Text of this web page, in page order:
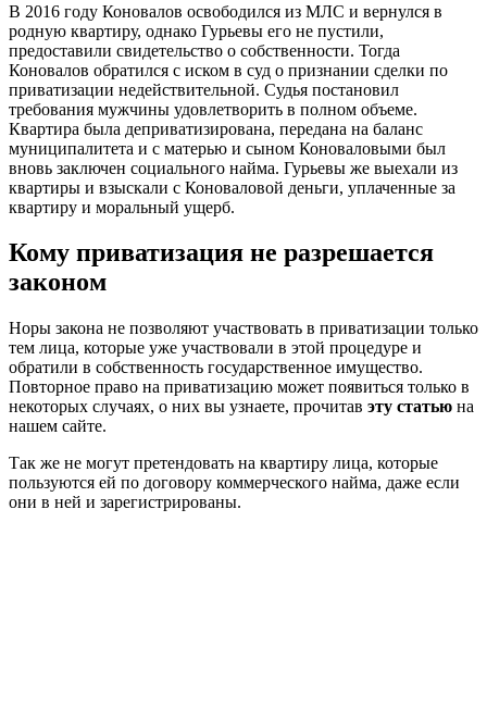
В 2016 году Коновалов освободился из МЛС и вернулся в
родную квартиру, однако Гурьевы его не пустили,
предоставили свидетельство о собственности. Тогда
Коновалов обратился с иском в суд о признании сделки по
приватизации недействительной. Судья постановил
требования мужчины удовлетворить в полном объеме.
Квартира была деприватизирована­­­, передана на баланс
муниципалитета и с матерью и сыном Коноваловыми был
вновь заключен социального найма. Гурьевы же выехали из
квартиры и взыскали с Коноваловой деньги, уплаченные за
квартиру и моральный ущерб.
Кому приватизация не разрешается
законом
Норы закона не позволяют участвовать в приватизации только
тем лица, которые уже участвовали в этой процедуре и
обратили в собственность государственное имущество.
Повторное право на приватизацию может появиться только в
некоторых случаях, о них вы узнаете, прочитав эту статью на
нашем сайте.
Так же не могут претендовать на квартиру лица, которые
пользуются ей по договору коммерческого найма, даже если
они в ней и зарегистрированы.